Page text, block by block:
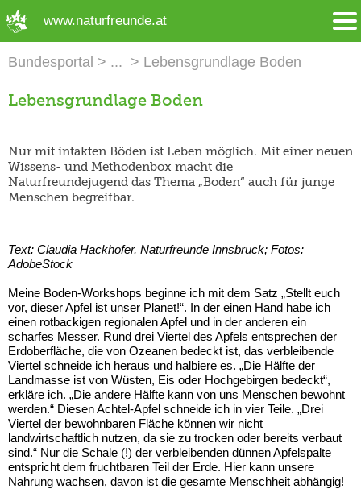
www.naturfreunde.at
Bundesportal Lebensgrundlage Boden
Lebensgrundlage Boden
Nur mit intakten Böden ist Leben möglich. Mit einer neuen
Wissens- und Methodenbox macht die
Naturfreundejugend das Thema „Boden“ auch für junge
Menschen begreifbar.
Text: Claudia Hackhofer, Naturfreunde Innsbruck; Fotos:
AdobeStock
Meine Boden-Workshops beginne ich mit dem Satz „Stellt euch
vor, dieser Apfel ist unser Planet!“. In der einen Hand habe ich
einen rotbackigen regionalen Apfel und in der anderen ein
scharfes Messer. Rund drei Viertel des Apfels entsprechen der
Erdoberfläche, die von Ozeanen bedeckt ist, das verbleibende
Viertel schneide ich heraus und halbiere es. „Die Hälfte der
Landmasse ist von Wüsten, Eis oder Hochgebirgen bedeckt“,
erkläre ich. „Die andere Hälfte kann von uns Menschen bewohnt
werden.“ Diesen Achtel-Apfel schneide ich in vier Teile. „Drei
Viertel der bewohnbaren Fläche können wir nicht
landwirtschaftlich nutzen, da sie zu trocken oder bereits verbaut
sind.“ Nur die Schale (!) der verbleibenden dünnen Apfelspalte
entspricht dem fruchtbaren Teil der Erde. Hier kann unsere
Nahrung wachsen, davon ist die gesamte Menschheit abhängig!